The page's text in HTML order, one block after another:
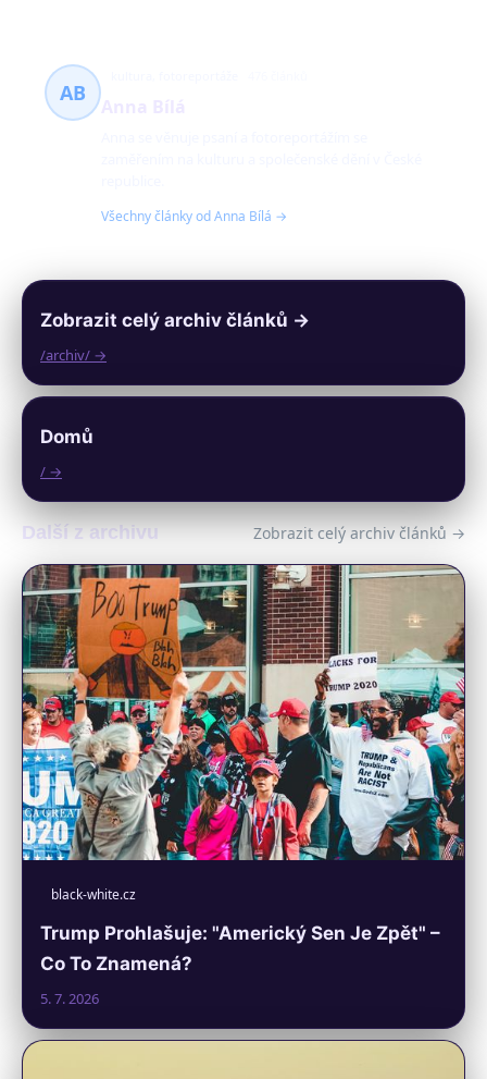
AB
Všechny články od Anna Bílá →
Zobrazit celý archiv článků →
/archiv/ →
Domů
/ →
Další z archivu Zobrazit celý archiv článků →
black-white.cz
Trump Prohlašuje: "Americký Sen Je Zpět" –
Co To Znamená?
5. 7. 2026